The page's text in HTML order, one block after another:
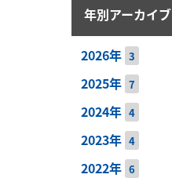
年別アーカイブ
2026年 3
2025年 7
2024年 4
2023年 4
2022年 6